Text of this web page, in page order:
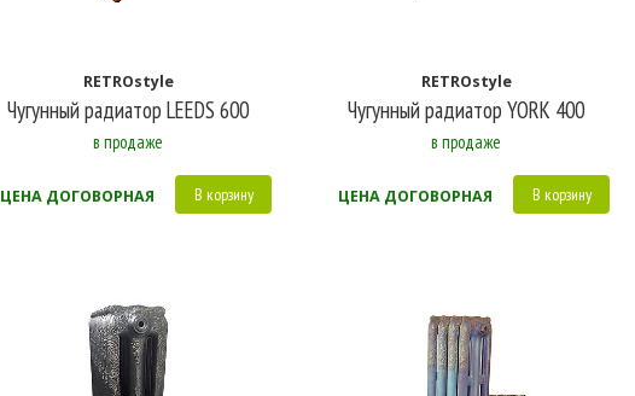
RETROstyle
Чугунный радиатор LEEDS 600
в продаже
ЦЕНА ДОГОВОРНАЯ В корзину
RETROstyle
Чугунный радиатор YORK 400
в продаже
ЦЕНА ДОГОВОРНАЯ В корзину